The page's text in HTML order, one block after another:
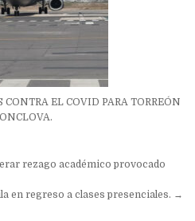
EL COVID PARA TORREÓN
rezago académico provocado
en regreso a clases presenciales. →